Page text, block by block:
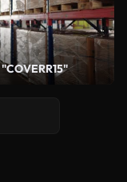
"COVERR15"